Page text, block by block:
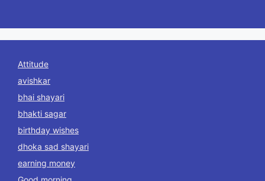
Attitude
avishkar
bhai shayari
bhakti sagar
birthday wishes
dhoka sad shayari
earning money